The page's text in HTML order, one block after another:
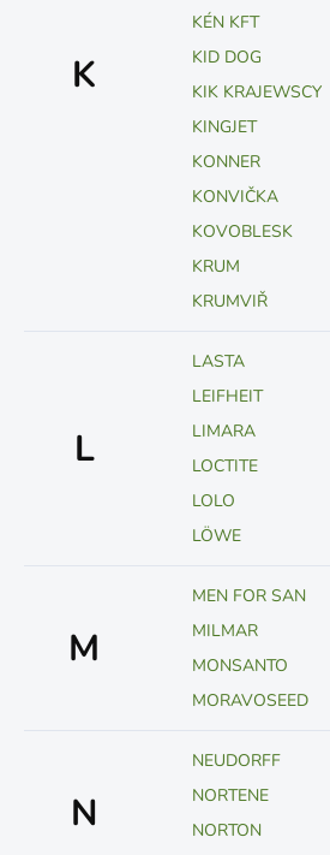
K
KÉN KFT
KID DOG
KIK KRAJEWSCY
KINGJET
KONNER
KONVIČKA
KOVOBLESK
KRUM
KRUMVIŘ
L
LASTA
LEIFHEIT
LIMARA
LOCTITE
LOLO
LÖWE
M
MEN FOR SAN
MILMAR
MONSANTO
MORAVOSEED
N
NEUDORFF
NORTENE
NORTON